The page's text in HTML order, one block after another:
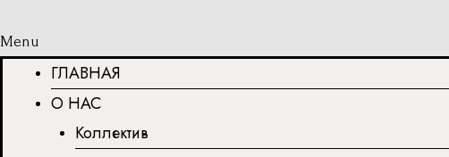
Menu
ГЛАВНАЯ
О НАС
Коллектив